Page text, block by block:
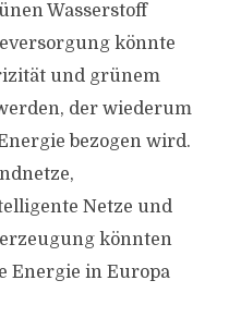
Wasserstoff
könnte
und grünem
der wiederum
bezogen wird.
Netze und
könnten
Energie in Europa